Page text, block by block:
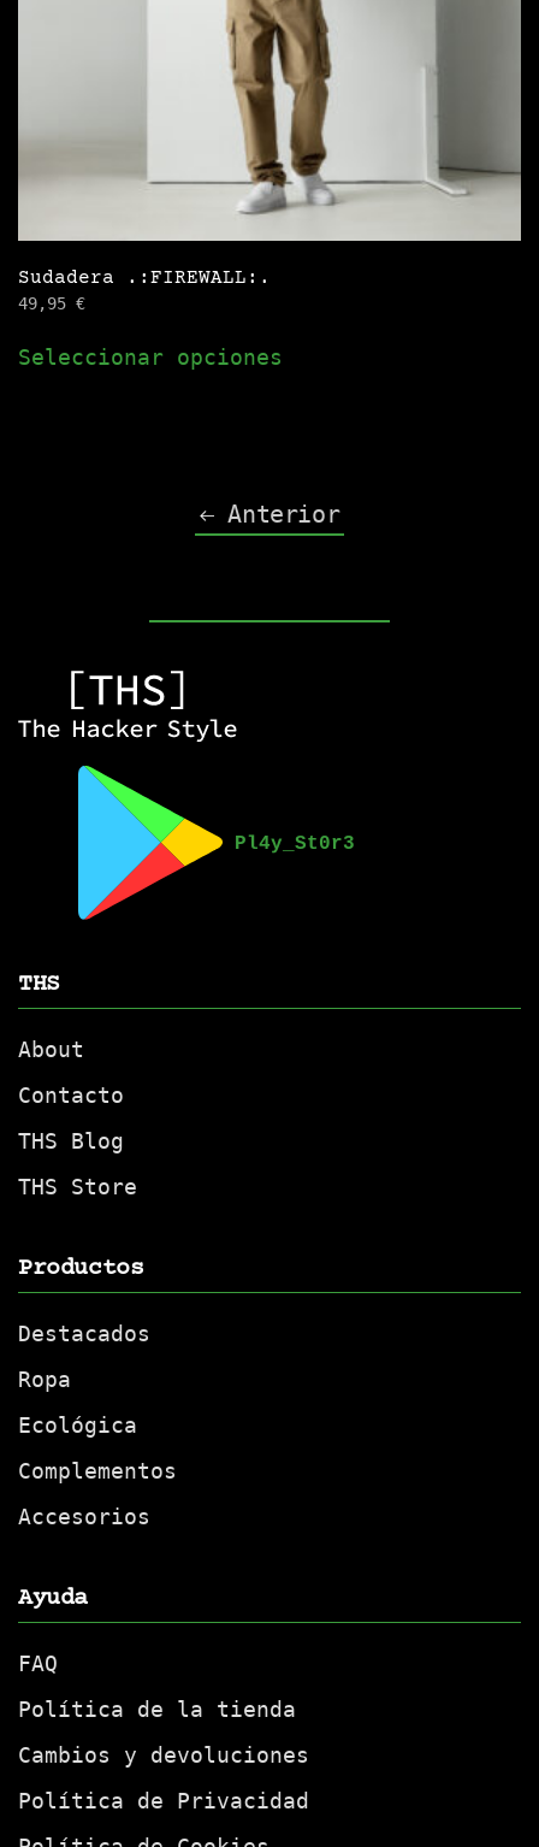
Sudadera .:FIREWALL:.
49,95 €
Seleccionar opciones
Las
opciones
Anterior
THS
About
Contacto
THS Blog
THS Store
Productos
Destacados
Ropa
Ecológica
Complementos
Accesorios
Ayuda
FAQ
Política de la tienda
Cambios y devoluciones
Política de Privacidad